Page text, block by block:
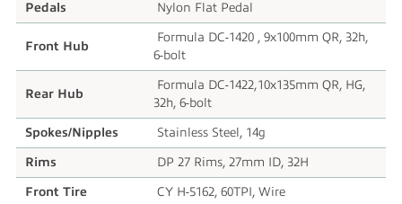
Pedals Nylon Flat Pedal
Front Hub
Formula DC-1420 , 9x100mm QR, 32h,
6-bolt
Rear Hub
Formula DC-1422,10x135mm QR, HG,
32h, 6-bolt
Spokes/Nipples Stainless Steel, 14g
Rims DP 27 Rims, 27mm ID, 32H
Front Tire CY H-5162, 60TPI, Wire